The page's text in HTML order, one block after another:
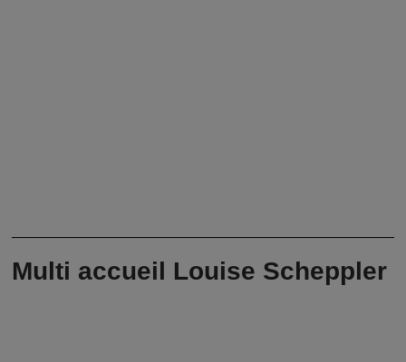
Multi accueil Louise Scheppler